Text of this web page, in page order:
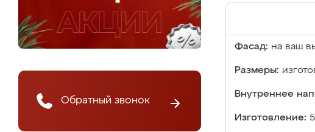
Обратный звонок
Фасад: на ваш
Размеры:
Внутреннее
Изготовление: